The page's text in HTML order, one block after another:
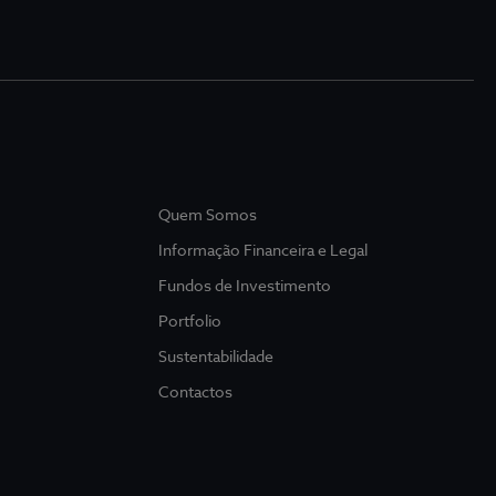
Quem Somos
Informação Financeira e Legal
Fundos de Investimento
Portfolio
Sustentabilidade
Contactos